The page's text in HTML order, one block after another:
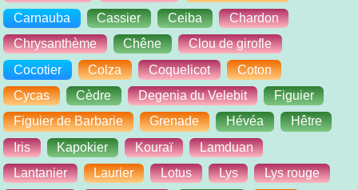
Carnauba
Cassier Ceiba
Chardon
Chrysanthème
Chêne
Clou de girofle
Cocotier
Colza Coquelicot
Coton
Cycas
Cèdre Degenia du Velebit
Figuier
Figuier de Barbarie
Grenade Hévéa
Hêtre
Iris
Kapokier Kouraï
Lamduan
Lantanier
Laurier Lotus Lys
Lys rouge